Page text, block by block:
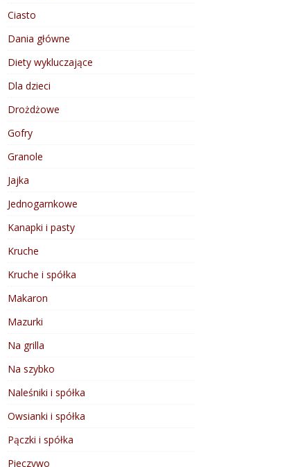
Ciasto
Dania główne
Diety wykluczające
Dla dzieci
Drożdżowe
Gofry
Granole
Jajka
Jednogarnkowe
Kanapki i pasty
Kruche
Kruche i spółka
Makaron
Mazurki
Na grilla
Na szybko
Naleśniki i spółka
Owsianki i spółka
Pączki i spółka
Pieczywo